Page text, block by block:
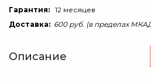
Гарантия: 12 месяцев
Доставка: 600 руб. (в пределах
Описание